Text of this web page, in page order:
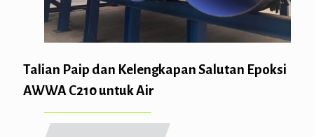
Talian Paip dan Kelengkapan Salutan Epoksi
AWWA C210 untuk Air